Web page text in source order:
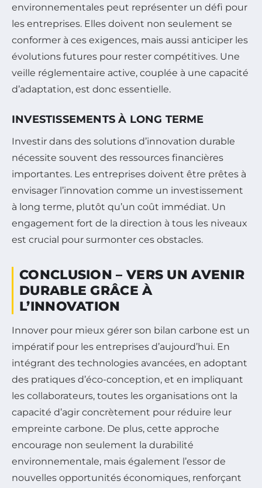
environnementales peut représenter un défi pour
les entreprises. Elles doivent non seulement se
conformer à ces exigences, mais aussi anticiper les
évolutions futures pour rester compétitives. Une
veille réglementaire active, couplée à une capacité
d’adaptation, est donc essentielle.
INVESTISSEMENTS À LONG TERME
Investir dans des solutions d’innovation durable
nécessite souvent des ressources financières
importantes. Les entreprises doivent être prêtes à
envisager l’innovation comme un investissement
à long terme, plutôt qu’un coût immédiat. Un
engagement fort de la direction à tous les niveaux
est crucial pour surmonter ces obstacles.
CONCLUSION – VERS UN AVENIR
DURABLE GRÂCE À
L’INNOVATION
Innover pour mieux gérer son bilan carbone est un
impératif pour les entreprises d’aujourd’hui. En
intégrant des technologies avancées, en adoptant
des pratiques d’éco-conception, et en impliquant
les collaborateurs, toutes les organisations ont la
capacité d’agir concrètement pour réduire leur
empreinte carbone. De plus, cette approche
encourage non seulement la durabilité
environnementale, mais également l’essor de
nouvelles opportunités économiques, renforçant